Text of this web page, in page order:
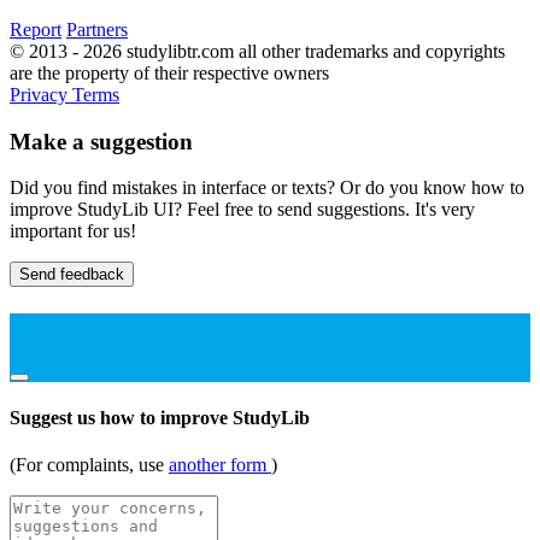
Report Partners
© 2013 - 2026 studylibtr.com all other trademarks and copyrights
are the property of their respective owners
Privacy Terms
Make a suggestion
Did you find mistakes in interface or texts? Or do you know how to
improve StudyLib UI? Feel free to send suggestions. It's very
important for us!
Send feedback
Suggest us how to improve StudyLib
(For complaints, use another form )